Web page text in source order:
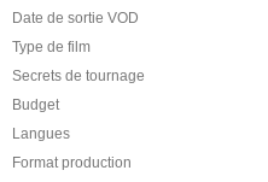
Date de sortie VOD
Type de film
Secrets de tournage
Budget
Langues
Format production